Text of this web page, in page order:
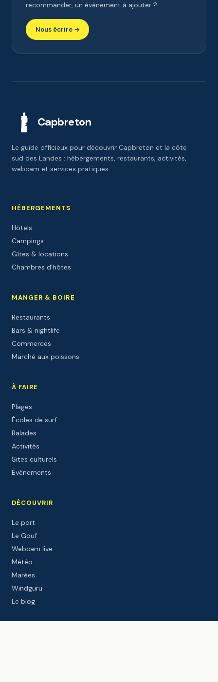
recommander, un évènement à ajouter ?
Nous écrire →
Capbreton
Le guide officieux pour découvrir Capbreton et la côte
sud des Landes : hébergements, restaurants, activités,
webcam et services pratiques.
HÉBERGEMENTS
Hôtels
Campings
Gîtes & locations
Chambres d'hôtes
MANGER & BOIRE
Restaurants
Bars & nightlife
Commerces
Marché aux poissons
À FAIRE
Plages
Écoles de surf
Balades
Activités
Sites culturels
Événements
DÉCOUVRIR
Le port
Le Gouf
Webcam live
Météo
Marées
Windguru
Le blog